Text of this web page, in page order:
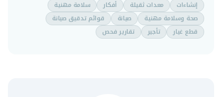
إنشاءات معدات ثقيلة أفكار
سلامة مهنية
صحة وسلامة مهنية
صيانة
قوائم تدقيق صيانة
قطع غيار
تأجير تقارير فحص